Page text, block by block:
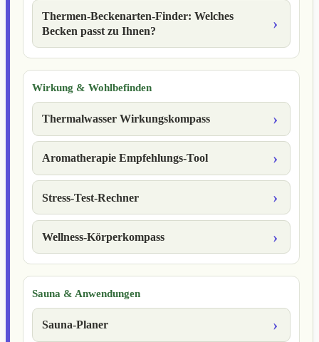
Thermen-Beckenarten-Finder: Welches
Becken passt zu Ihnen?
Wirkung & Wohlbefinden
Thermalwasser Wirkungskompass
Aromatherapie Empfehlungs-Tool
Stress-Test-Rechner
Wellness-Körperkompass
Sauna & Anwendungen
Sauna-Planer